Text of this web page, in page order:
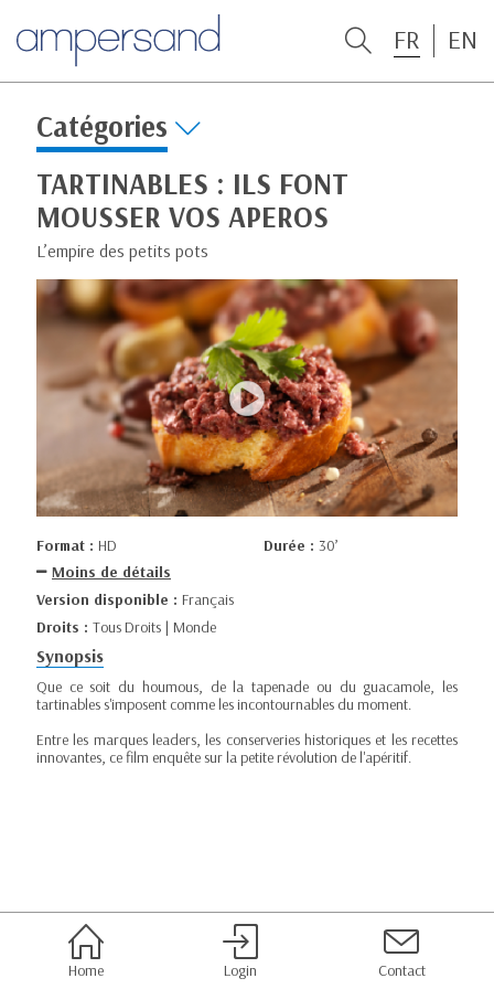
FR EN
Catégories
TARTINABLES : ILS FONT
MOUSSER VOS APEROS
L’empire des petits pots
Format : HD Durée : 30’
Moins de détails
Version disponible : Français
Droits : Tous Droits | Monde
Synopsis
Que ce soit du houmous, de la tapenade ou du guacamole, les
tartinables s'imposent comme les incontournables du moment.
Entre les marques leaders, les conserveries historiques et les recettes
innovantes, ce film enquête sur la petite révolution de l'apéritif.
Home Login Contact